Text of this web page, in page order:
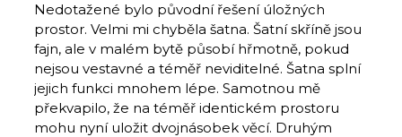
Nedotažené bylo původní řešení úložných
prostor. Velmi mi chyběla šatna. Šatní skříně jsou
fajn, ale v malém bytě působí hřmotně, pokud
nejsou vestavné a téměř neviditelné. Šatna splní
jejich funkci mnohem lépe. Samotnou mě
překvapilo, že na téměř identickém prostoru
mohu nyní uložit dvojnásobek věcí. Druhým